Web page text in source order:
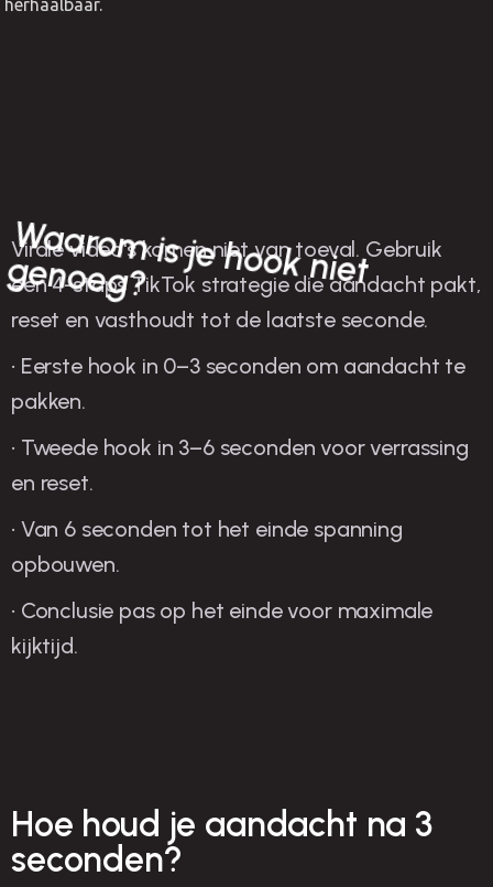
herhaalbaar.
W
aarom
is je hook niet genoeg?
Virale video's komen niet van toeval. Gebruik
een 4-staps TikTok strategie die aandacht pakt,
reset en vasthoudt tot de laatste seconde.
• Eerste hook in 0–3 seconden om aandacht te
pakken.
• Tweede hook in 3–6 seconden voor verrassing
en reset.
• Van 6 seconden tot het einde spanning
opbouwen.
• Conclusie pas op het einde voor maximale
kijktijd.
Hoe houd je aandacht na 3
seconden?